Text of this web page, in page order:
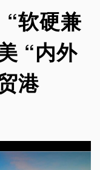
“软硬兼
“内外
港